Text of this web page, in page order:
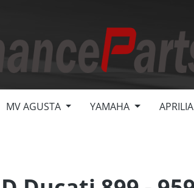
MV AGUSTA YAMAHA APRILIA